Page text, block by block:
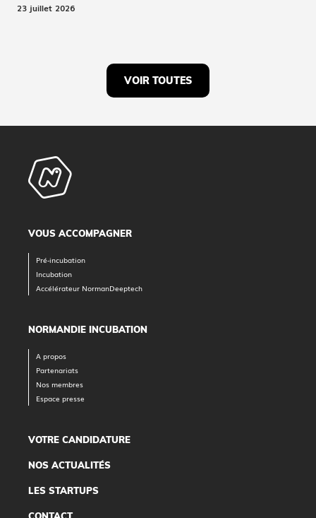
23 juillet 2026
VOIR TOUTES
VOUS ACCOMPAGNER
Pré-incubation
Incubation
Accélérateur NormanDeeptech
NORMANDIE INCUBATION
A propos
Partenariats
Nos membres
Espace presse
VOTRE CANDIDATURE
NOS ACTUALITÉS
LES STARTUPS